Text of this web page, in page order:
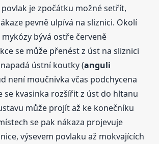
povlak je zpočátku možné setřít,
pevně ulpívá na sliznici. Okolí
bývá ostře červeně
se může přenést z úst na sliznici
ústní koutky (anguli
není moučnivka včas podchycena
se kvasinka rozšířit z úst do hltanu
může projít až ke konečníku
se pak nákaza projevuje
výsevem povlaku až mokvajících